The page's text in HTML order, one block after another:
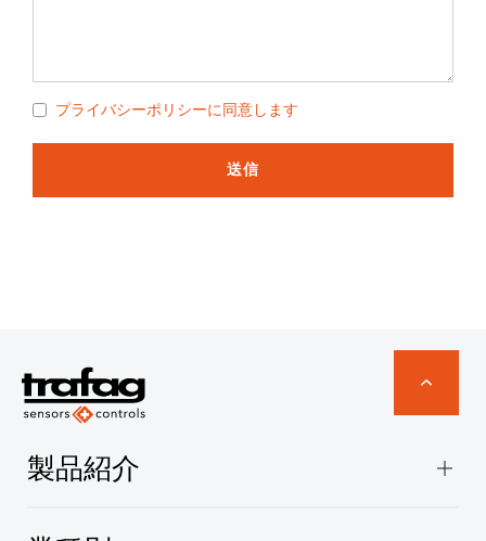
プライバシーポリシーに同意します
送信
製品紹介